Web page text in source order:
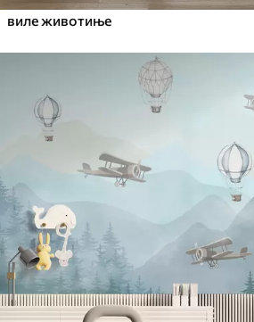
виле животиње